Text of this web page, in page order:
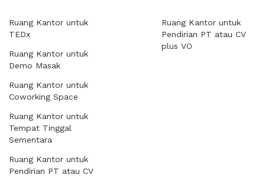
Ruang Kantor untuk
TEDx
Ruang Kantor untuk
Demo Masak
Ruang Kantor untuk
Coworking Space
Ruang Kantor untuk
Tempat Tinggal
Sementara
Ruang Kantor untuk
Pendirian PT atau CV
Ruang Kantor untuk
Pendirian PT atau CV
plus VO